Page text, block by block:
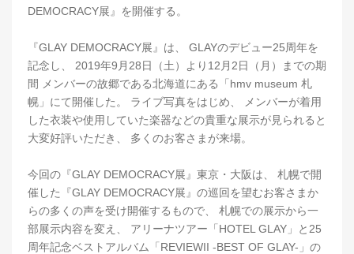
DEMOCRACY展』を開催する。
『GLAY DEMOCRACY展』は、 GLAYのデビュー25周年を
記念し、 2019年9月28日（土）より12月2日（月）までの期
間 メンバーの故郷である北海道にある「hmv museum 札
幌」にて開催した。 ライブ写真をはじめ、 メンバーが着用
した衣装や使用していた楽器などの貴重な展示が見られると
大変好評いただき、 多くのお客さまが来場。
今回の『GLAY DEMOCRACY展』東京・大阪は、 札幌で開
催した『GLAY DEMOCRACY展』の巡回を望むお客さまか
らの多くの声を受け開催するもので、 札幌での展示から一
部展示内容を変え、 アリーナツアー「HOTEL GLAY」と25
周年記念ベストアルバム「REVIEWII -BEST OF GLAY-」の